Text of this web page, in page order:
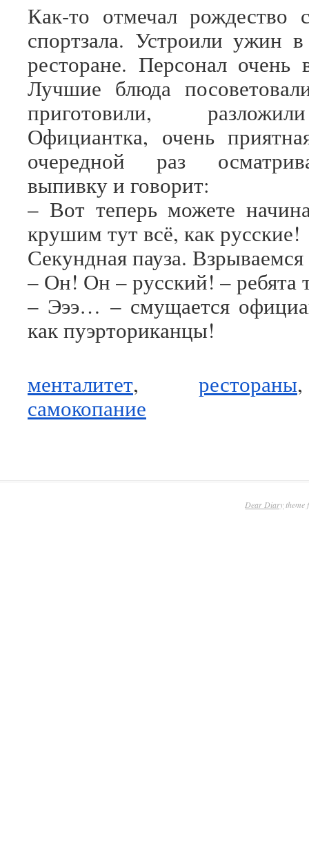
Как-то отмечал рождество
спортзала. Устроили ужин в
ресторане. Персонал очень
Лучшие блюда
приготовили,
Официантка, очень
очередной раз
выпивку и говорит:
– Вот теперь можете
крушим тут всё, как русские!
Секундная пауза.
– Он! Он – русский! – ребята
– Эээ… – смущается
как пуэрториканцы!
менталитет, рестораны
самокопание
Dear Diary